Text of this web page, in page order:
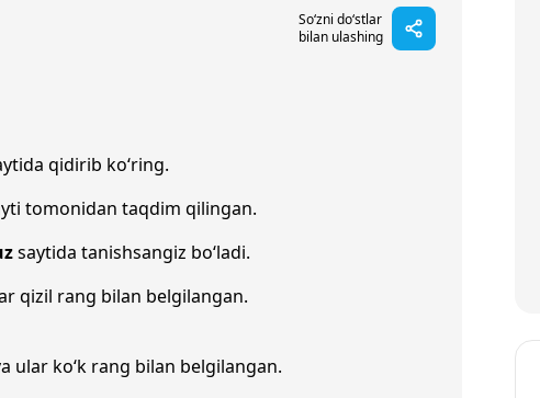
So‘zni do‘stlar
bilan ulashing
qidirib ko‘ring.
tomonidan taqdim qilingan.
saytida tanishsangiz bo‘ladi.
qizil rang bilan belgilangan.
ular ko‘k rang bilan belgilangan.